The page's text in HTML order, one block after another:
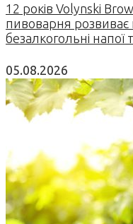
12 років Volynski
пивоварня розвиває
безалкогольні напої
05.08.2026